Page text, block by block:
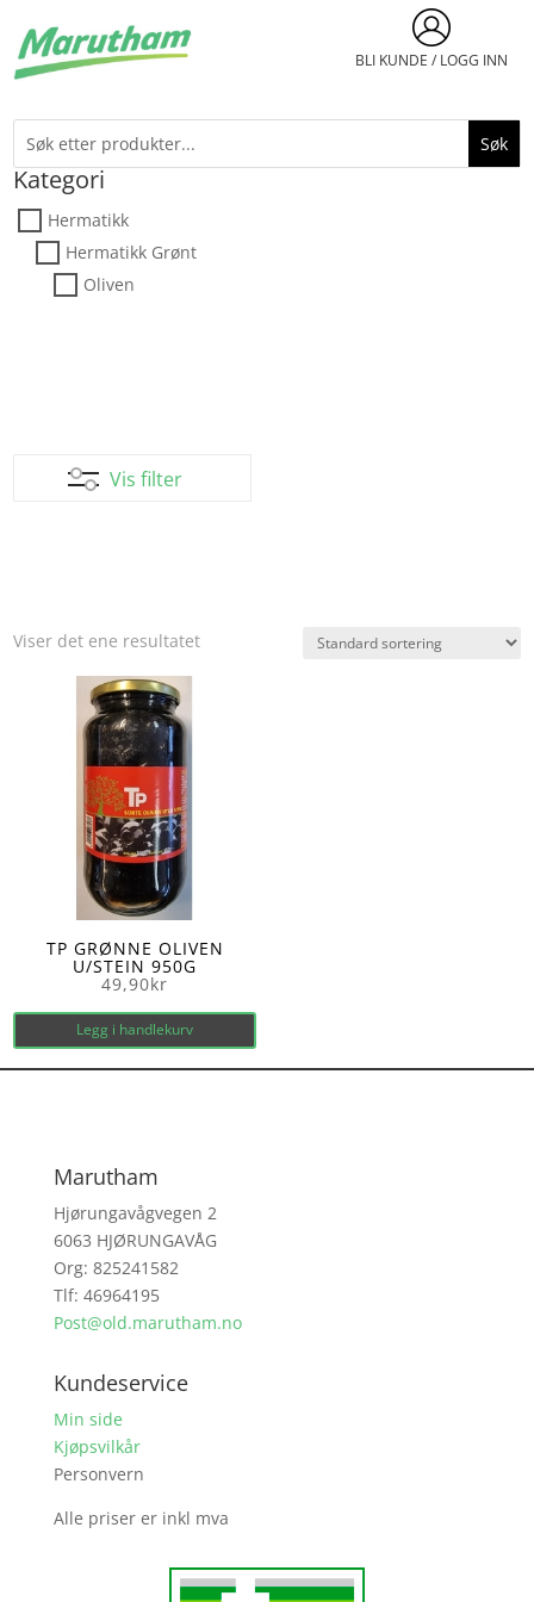
BLI KUNDE / LOGG INN
Kategori
Hermatikk
Hermatikk Grønt
Oliven
Vis filter
Viser det ene resultatet
TP GRØNNE OLIVEN
U/STEIN 950G
49,90kr
Legg i handlekurv
Marutham
Hjørungavågvegen 2
6063 HJØRUNGAVÅG
Org: 825241582
Tlf: 46964195
Post@old.marutham.no
Kundeservice
Min side
Kjøpsvilkår
Personvern
Alle priser er inkl mva